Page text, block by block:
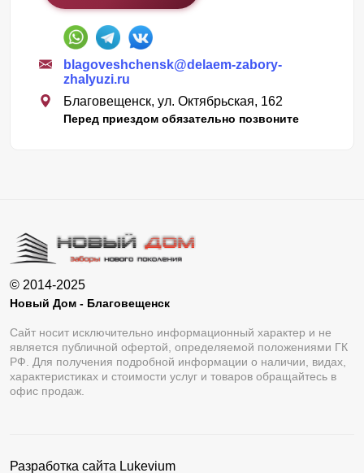
blagoveshchensk@delaem-zabory-
zhalyuzi.ru
Благовещенск, ул. Октябрьская, 162
Перед приездом обязательно позвоните
© 2014-2025
Новый Дом - Благовещенск
Сайт носит исключительно информационный характер и не
является публичной офертой, определяемой положениями ГК
РФ. Для получения подробной информации о наличии, видах,
характеристиках и стоимости услуг и товаров обращайтесь в
офис продаж.
Разработка сайта Lukevium